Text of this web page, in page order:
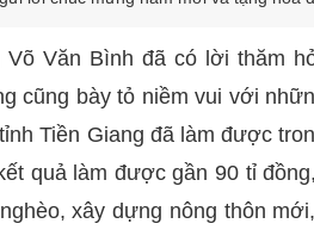
Văn Bình đã có lời thăm
cũng bày tỏ niềm vui với
Tiền Giang đã làm được
quả làm được gần 90 tỉ
xây dựng nông thôn